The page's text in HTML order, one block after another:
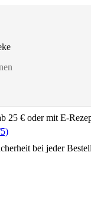
25 € oder mit E-
bei jeder